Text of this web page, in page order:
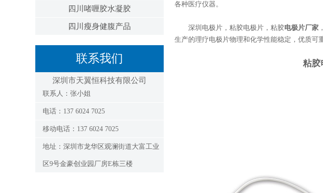
四川啫喱胶水凝胶
四川瘦身健腹产品
联系我们
深圳市天翼恒科技有限公司
联系人：张小姐
电话：137 6024 7025
移动电话：137 6024 7025
地址：深圳市龙华区观澜街道大富工业
区9号金豪创业园厂房E栋三楼
各种医疗仪器。
深圳电极片，粘胶电极片，粘胶电极片厂家
生产的理疗电极片物理和化学性能稳定，优质可
粘胶电